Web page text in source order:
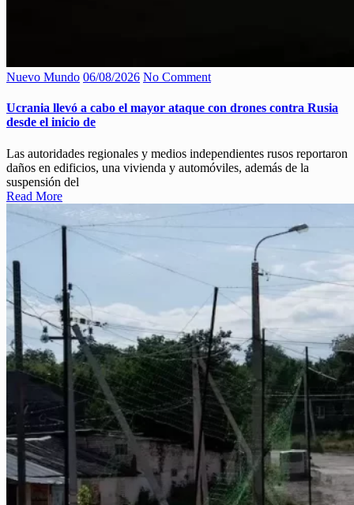
Nuevo Mundo 06/08/2026 No Comment
Ucrania llevó a cabo el mayor ataque con drones contra Rusia
desde el inicio de
Las autoridades regionales y medios independientes rusos reportaron
daños en edificios, una vivienda y automóviles, además de la
suspensión del
Read More